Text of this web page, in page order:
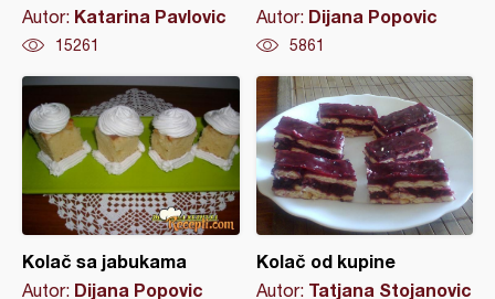
Autor: Katarina Pavlovic
15261
Autor: Dijana Popovic
5861
Kolač sa jabukama
Autor: Dijana Popovic
Kolač od kupine
Autor: Tatjana Stojanovic